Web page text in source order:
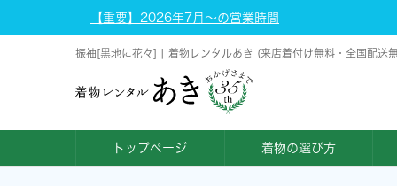
【重要】2026年7月～の営業時間
振袖[黒地に花々] | 着物レンタルあき (来店着付け無料・全国配送
トップページ 着物の選び方